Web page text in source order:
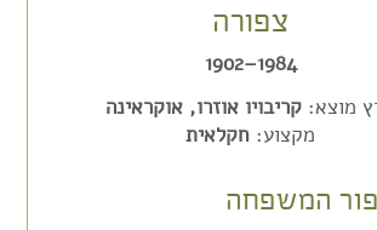
צפורה
1984–1902
מוצא: קריבויו אוזרו, אוקראינה
מקצוע: חקלאית
המשפחה